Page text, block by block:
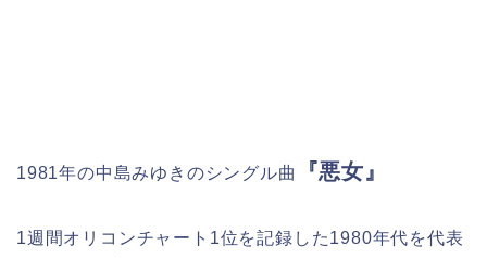
1981年の中島みゆきのシングル曲 『悪女』
1週間オリコンチャート1位を記録した1980年代を代表